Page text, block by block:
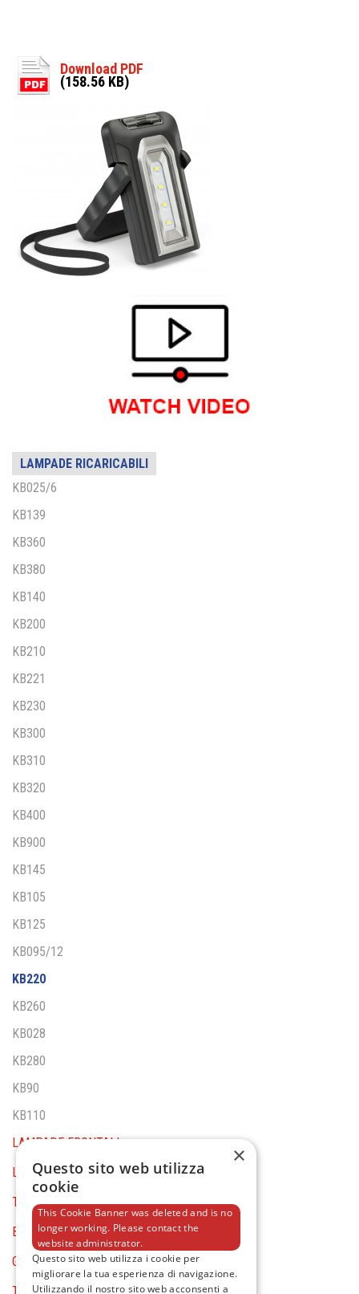
LAMPADE RICARICABILI
KB025/6
KB139
KB360
KB380
KB140
KB200
KB210
KB221
KB230
KB300
KB310
KB320
KB400
KB900
KB145
KB105
KB125
KB095/12
KB220
KB260
KB028
KB280
KB90
KB110
LAMPADE FRONTALI
LAMPADE DA CANTIERE
TORCE
BATTERY TOOLS
GENERAL EQUIPMENT
TESTER E MULTIMETRI
Download PDF
(158.56 KB)
×
Questo sito web utilizza
cookie
This Cookie Banner was deleted and is no
longer working. Please contact the
website administrator.
Questo sito web utilizza i cookie per
migliorare la tua esperienza di navigazione.
Utilizzando il nostro sito web acconsenti a